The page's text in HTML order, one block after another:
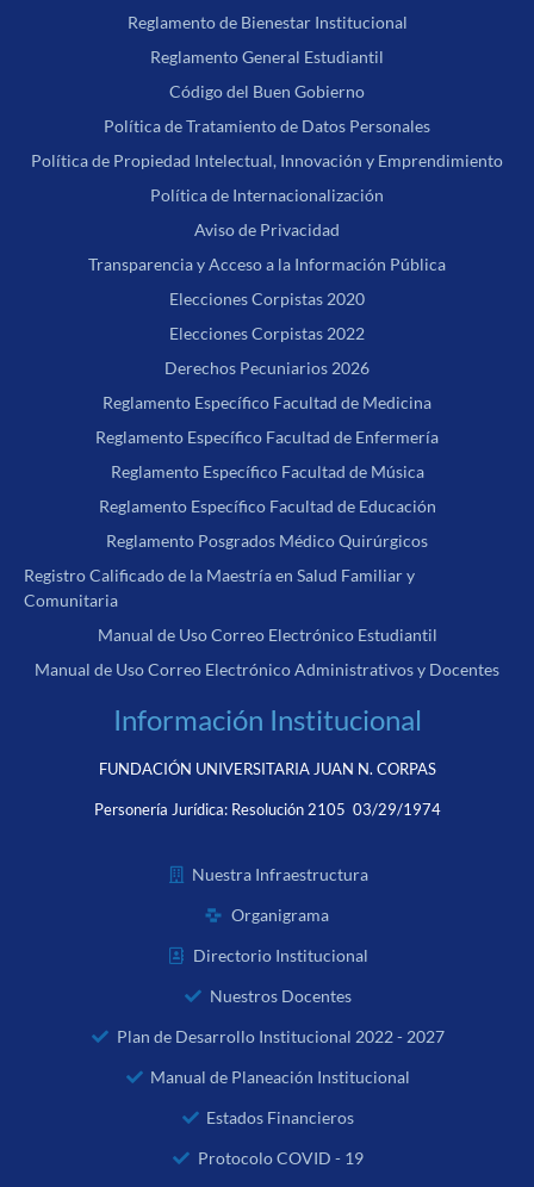
Reglamento de Bienestar Institucional
Reglamento General Estudiantil
Código del Buen Gobierno
Política de Tratamiento de Datos Personales
Política de Propiedad Intelectual, Innovación y Emprendimiento
Política de Internacionalización
Aviso de Privacidad
Transparencia y Acceso a la Información Pública
Elecciones Corpistas 2020
Elecciones Corpistas 2022
Derechos Pecuniarios 2026
Reglamento Específico Facultad de Medicina
Reglamento Específico Facultad de Enfermería
Reglamento Específico Facultad de Música
Reglamento Específico Facultad de Educación
Reglamento Posgrados Médico Quirúrgicos
Registro Calificado de la Maestría en Salud Familiar y
Comunitaria
Manual de Uso Correo Electrónico Estudiantil
Manual de Uso Correo Electrónico Administrativos y Docentes
Información Institucional
FUNDACIÓN UNIVERSITARIA JUAN N. CORPAS
Personería Jurídica: Resolución 2105 03/29/1974
Nuestra Infraestructura
Organigrama
Directorio Institucional
Nuestros Docentes
Plan de Desarrollo Institucional 2022 - 2027
Manual de Planeación Institucional
Estados Financieros
Protocolo COVID - 19